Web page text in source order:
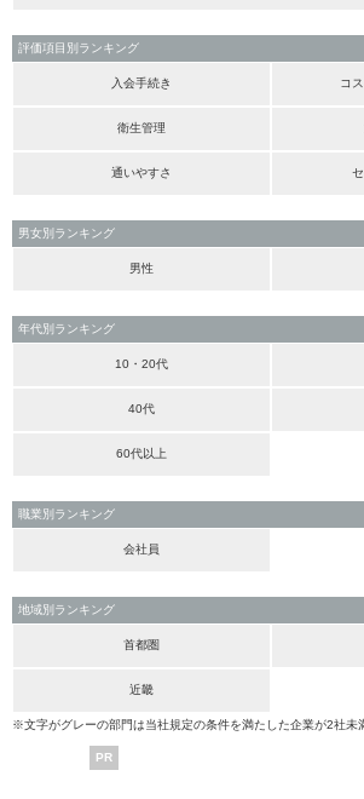
評価項目別ランキング
入会手続き コ
衛生管理
通いやすさ
男女別ランキング
男性
年代別ランキング
10・20代
40代
60代以上
職業別ランキング
会社員
地域別ランキング
首都圏
近畿
※文字がグレーの部門は当社規定の条件を満たした企業が2社未
PR